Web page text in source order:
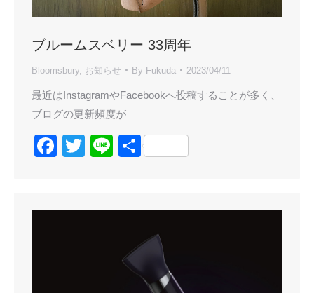
ブルームスベリー 33周年
Bloomsbury お知らせ By Fukuda 2023/04/11
最近はInstagramやFacebookへ投稿することが多く、
ブログの更新頻度が
Facebook
Twitter
Line共